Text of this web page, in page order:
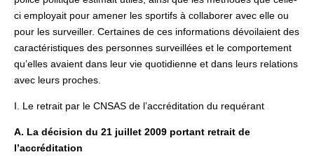
ci employait pour amener les sportifs à collaborer avec elle ou
pour les surveiller. Certaines de ces informations dévoilaient des
caractéristiques des personnes surveillées et le comportement
qu’elles avaient dans leur vie quotidienne et dans leurs relations
avec leurs proches.
I. Le retrait par le CNSAS de l’accréditation du requérant
A. La décision du 21 juillet 2009 portant retrait de
l’accréditation